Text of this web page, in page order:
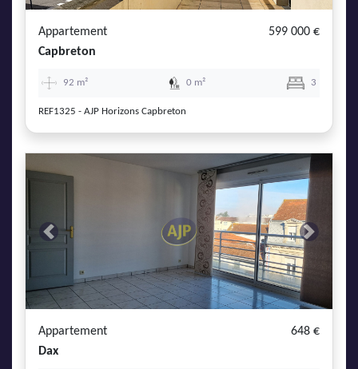
Appartement
599 000 €
Capbreton
92 m² 0 m² 3
REF1325 - AJP Horizons Capbreton
Previous Next
Appartement
648 €
Dax